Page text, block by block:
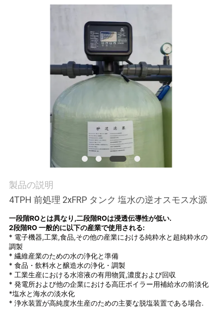
達
連
絡
し
な
さ
製品の説明
4TPH 前処理 2xFRP タンク 塩水の逆オスモス水源
一段階ROとは異なり,二段階ROは浸透伝導性が低い.
2段階RO 一般的に以下の産業で使用される:
* 電子機器,工業,食品,その他の産業における純粋水と超純粋水の
調製
* 繊維産業のための水の浄化と準備
* 食品・飲料水と醸造水の浄化・調製
* 工業生産における水溶液の有用物質,濃度および回収
* 発電所および他の企業における高圧ボイラー用補給水の前淡化
*塩水と海水の淡水化
* 浄水装置が高純度水生産のための主要な脱塩装置である場合.